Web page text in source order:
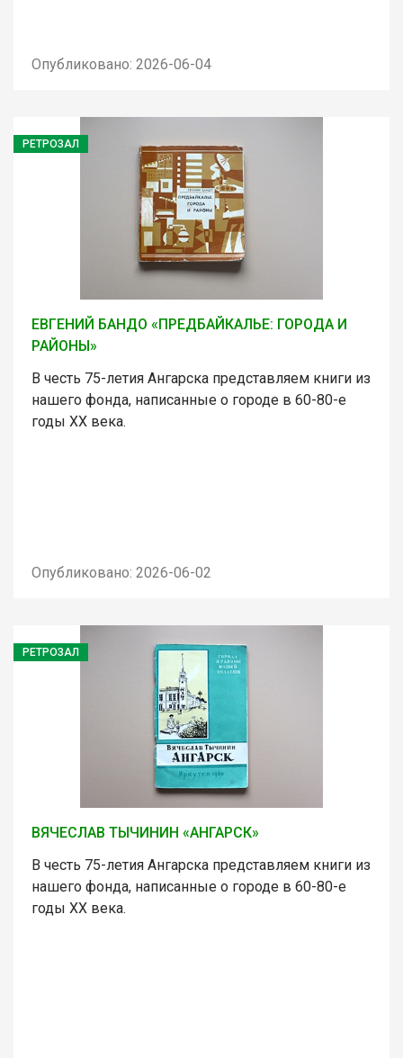
Опубликовано: 2026-06-04
РЕТРОЗАЛ
ЕВГЕНИЙ БАНДО «ПРЕДБАЙКАЛЬЕ: ГОРОДА И
РАЙОНЫ»
В честь 75-летия Ангарска представляем книги из
нашего фонда, написанные о городе в 60-80-е
годы ХХ века.
Опубликовано: 2026-06-02
РЕТРОЗАЛ
ВЯЧЕСЛАВ ТЫЧИНИН «АНГАРСК»
В честь 75-летия Ангарска представляем книги из
нашего фонда, написанные о городе в 60-80-е
годы ХХ века.